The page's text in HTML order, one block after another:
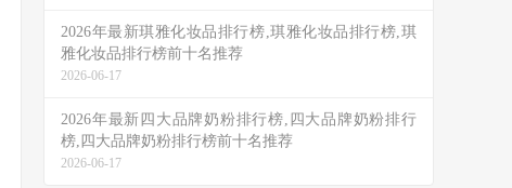
2026年最新琪雅化妆品排行榜,琪雅化妆品排行榜,琪
雅化妆品排行榜前十名推荐
2026-06-17
2026年最新四大品牌奶粉排行榜,四大品牌奶粉排行
榜,四大品牌奶粉排行榜前十名推荐
2026-06-17